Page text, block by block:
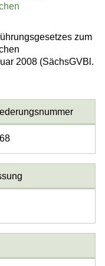
zum
2008 (SächsGVBl.